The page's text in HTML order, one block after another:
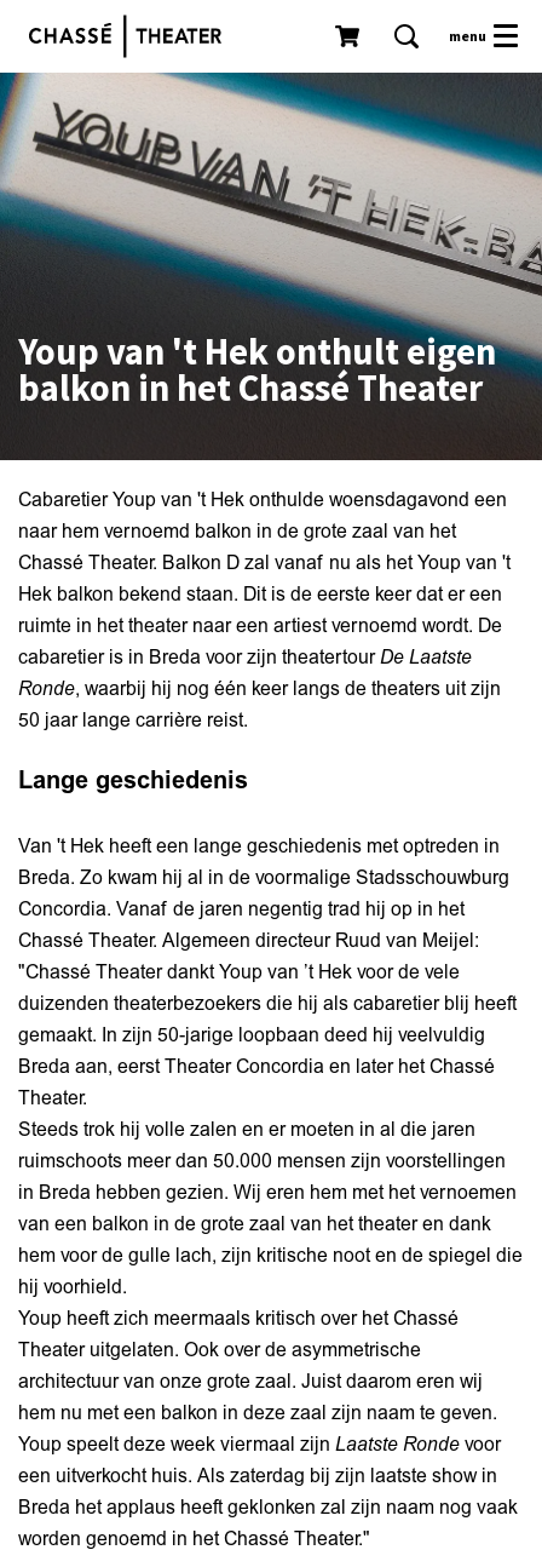
menu
Youp van 't Hek onthult eigen
balkon in het Chassé Theater
Cabaretier Youp van 't Hek onthulde woensdagavond een
naar hem vernoemd balkon in de grote zaal van het
Chassé Theater. Balkon D zal vanaf nu als het Youp van 't
Hek balkon bekend staan. Dit is de eerste keer dat er een
ruimte in het theater naar een artiest vernoemd wordt. De
cabaretier is in Breda voor zijn theatertourDe Laatste
Ronde, waarbij hij nog één keer langs de theaters uit zijn
50 jaar lange carrière reist.
Lange geschiedenis
Van 't Hek heeft een lange geschiedenis met optreden in
Breda. Zo kwam hij al in de voormalige Stadsschouwburg
Concordia. Vanaf de jaren negentig trad hij op in het
Chassé Theater. Algemeen directeur Ruud van Meijel:
"Chassé Theater dankt Youp van ’t Hek voor de vele
duizenden theaterbezoekers die hij als cabaretier blij heeft
gemaakt. In zijn 50-jarige loopbaan deed hij veelvuldig
Breda aan, eerst Theater Concordia en later het Chassé
Theater.
Steeds trok hij volle zalen en er moeten in al die jaren
ruimschoots meer dan 50.000 mensen zijn voorstellingen
in Breda hebben gezien. Wij eren hem met het vernoemen
van een balkon in de grote zaal van het theater en dank
hem voor de gulle lach, zijn kritische noot en de spiegel die
hij voorhield.
Youp heeft zich meermaals kritisch over het Chassé
Theater uitgelaten. Ook over de asymmetrische
architectuur van onze grote zaal. Juist daarom eren wij
hem nu met een balkon in deze zaal zijn naam te geven.
Youp speelt deze week viermaal zijn Laatste Ronde voor
een uitverkocht huis. Als zaterdag bij zijn laatste show in
Breda het applaus heeft geklonken zal zijn naam nog vaak
worden genoemd in het Chassé Theater."